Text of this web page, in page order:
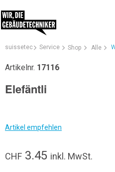
suissetec Service Shop Alle
Artikelnr. 17116
Elefäntli
Artikel empfehlen
CHF 3.45 inkl. MwSt.